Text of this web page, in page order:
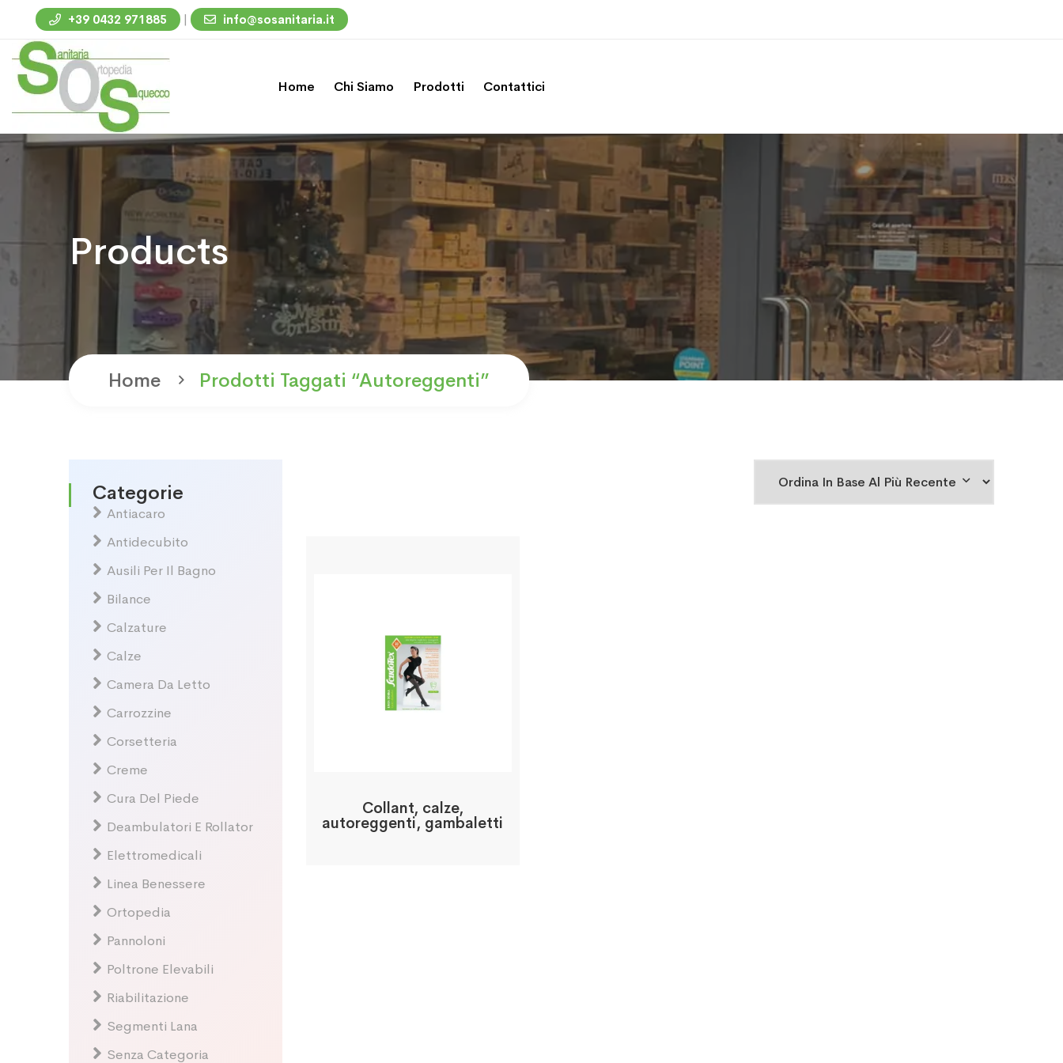
+39 0432 971885 | info@sosanitaria.it
Home Chi Siamo Prodotti Contattici
Products
Home Prodotti Taggati “autoreggenti”
Categorie
Antiacaro
Antidecubito
Ausili Per Il Bagno
Bilance
Calzature
Calze
Camera Da Letto
Carrozzine
Corsetteria
Creme
Cura Del Piede
Deambulatori E Rollator
Elettromedicali
Linea Benessere
Ortopedia
Pannoloni
Poltrone Elevabili
Riabilitazione
Segmenti Lana
Senza Categoria
Collant, calze,
autoreggenti, gambaletti